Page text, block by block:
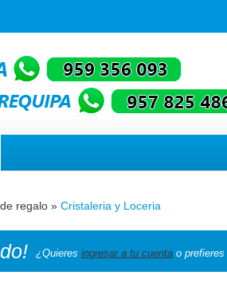
regalo » Cristaleria y Loceria
¿Quieres ingresar a tu cuenta o prefieres